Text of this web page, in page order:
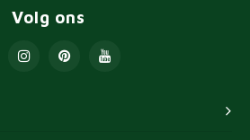
Volg ons